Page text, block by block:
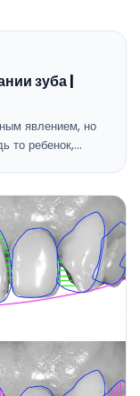
зуба |
явлением, но
то ребенок,…